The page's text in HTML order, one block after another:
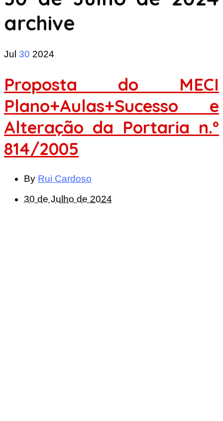
archive
Jul 30 2024
Proposta do MECI
Plano+Aulas+Sucesso e
Alteração da Portaria n.º
814/2005
By Rui Cardoso
30 de Julho de 2024